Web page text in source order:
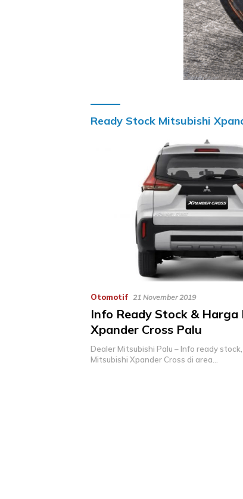
Ready Stock Mitsubishi
Otomotif 21 November 2019
Info Ready Stock & Harga
Xpander Cross Palu
Dealer Mitsubishi Palu – Info ready
Mitsubishi Xpander Cross di area…